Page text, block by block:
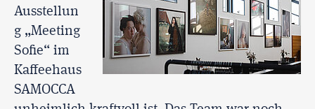
Ausstellun
g „Meeting
Sofie“ im
Kaffeehaus
SAMOCCA